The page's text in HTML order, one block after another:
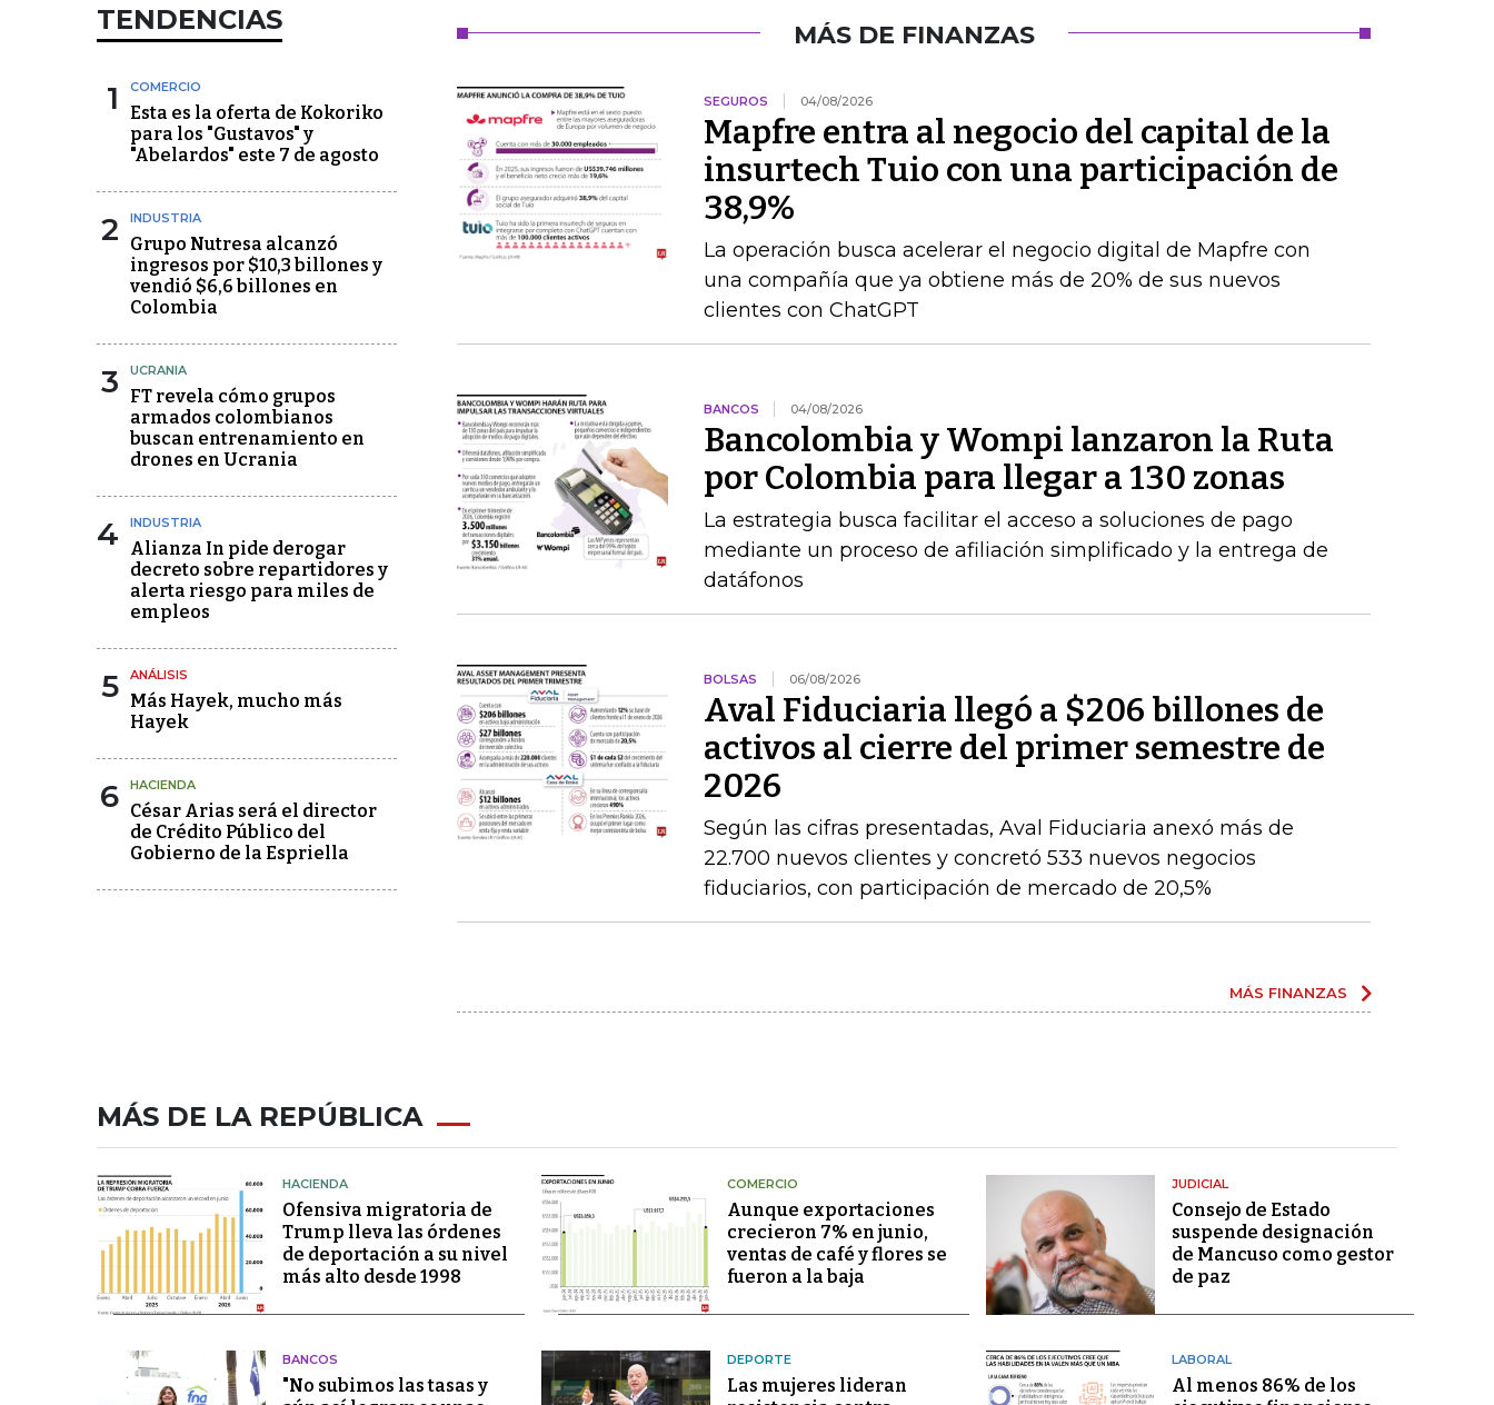
TENDENCIAS
1 COMERCIO
Esta es la oferta de Kokoriko
para los "Gustavos" y
"Abelardos" este 7 de agosto
2 INDUSTRIA
Grupo Nutresa alcanzó
ingresos por $10,3 billones y
vendió $6,6 billones en
Colombia
3 UCRANIA
FT revela cómo grupos
armados colombianos
buscan entrenamiento en
drones en Ucrania
4 INDUSTRIA
Alianza In pide derogar
decreto sobre repartidores y
alerta riesgo para miles de
empleos
5 ANÁLISIS
Más Hayek, mucho más
Hayek
6 HACIENDA
César Arias será el director
de Crédito Público del
Gobierno de la Espriella
MÁS DE FINANZAS
SEGUROS 04/08/2026
Mapfre entra al negocio del capital de la
insurtech Tuio con una participación de
38,9%
La operación busca acelerar el negocio digital de Mapfre con
una compañía que ya obtiene más de 20% de sus nuevos
clientes con ChatGPT
BANCOS 04/08/2026
Bancolombia y Wompi lanzaron la Ruta
por Colombia para llegar a 130 zonas
La estrategia busca facilitar el acceso a soluciones de pago
mediante un proceso de afiliación simplificado y la entrega de
datáfonos
BOLSAS 06/08/2026
Aval Fiduciaria llegó a $206 billones de
activos al cierre del primer semestre de
2026
Según las cifras presentadas, Aval Fiduciaria anexó más de
22.700 nuevos clientes y concretó 533 nuevos negocios
fiduciarios, con participación de mercado de 20,5%
MÁS FINANZAS
MÁS DE LA REPÚBLICA
HACIENDA
Ofensiva migratoria de
Trump lleva las órdenes
de deportación a su nivel
más alto desde 1998
COMERCIO
Aunque exportaciones
crecieron 7% en junio,
ventas de café y flores se
fueron a la baja
JUDICIAL
Consejo de Estado
suspende designación
de Mancuso como gestor
de paz
BANCOS
"No subimos las tasas y
DEPORTE
Las mujeres lideran
LABORAL
Al menos 86% de los